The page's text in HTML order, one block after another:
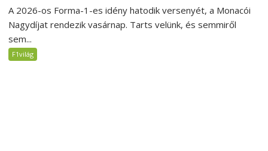
A 2026-os Forma-1-es idény hatodik versenyét, a Monacói
Nagydíjat rendezik vasárnap. Tarts velünk, és semmiről
sem...
F1világ